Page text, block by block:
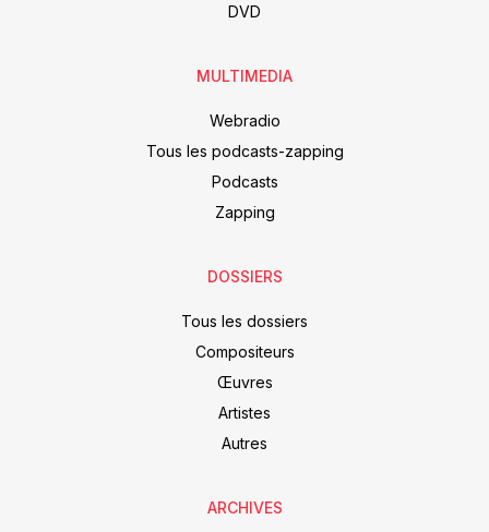
DVD
MULTIMEDIA
Webradio
Tous les podcasts-zapping
Podcasts
Zapping
DOSSIERS
Tous les dossiers
Compositeurs
Œuvres
Artistes
Autres
ARCHIVES